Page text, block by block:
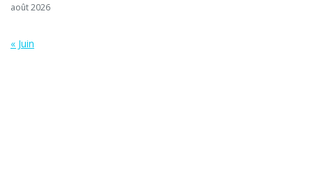
août 2026
« Juin